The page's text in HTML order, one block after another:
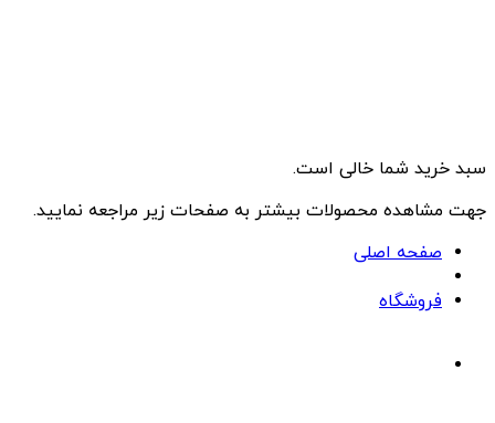
سبد خرید شما خالی است.
جهت مشاهده محصولات بیشتر به صفحات زیر مراجعه نمایید.
صفحه اصلی
فروشگاه